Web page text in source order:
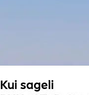
Kui sageli